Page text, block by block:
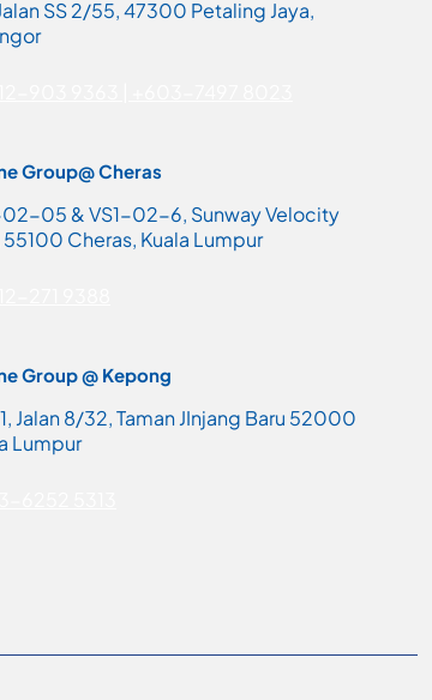
SS 2/55, 47300 Petaling Jaya,
Group@ Cheras
02-05 & VS1-02-6, Sunway Velocity
55100 Cheras, Kuala Lumpur
Group @ Kepong
Jalan 8/32, Taman JInjang Baru 52000
Lumpur